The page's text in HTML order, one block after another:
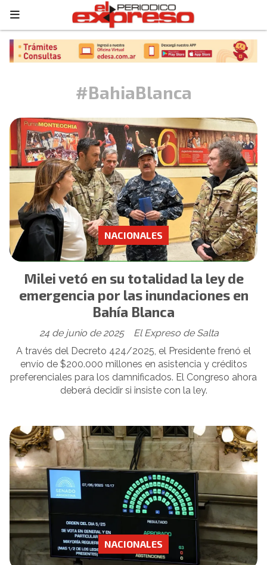
#BahiaBlanca
Milei vetó en su totalidad la ley de
emergencia por las inundaciones en
Bahía Blanca
El Expreso de Salta
NACIONALES
24 de junio de 2025
A través del Decreto 424/2025, el Presidente frenó el
envío de $200.000 millones en asistencia y créditos
preferenciales para los damnificados. El Congreso ahora
deberá decidir si insiste con la ley.
NACIONALES